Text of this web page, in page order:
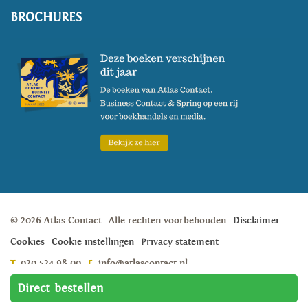
Direct bestellen
BROCHURES
© 2026 Atlas Contact Alle rechten voorbehouden
Disclaimer
Cookies
Cookie instellingen
Privacy statement
T: 020 524 98 00 E: info@atlascontact.nl
Weesperstraat 105A, 1018 VN, Amsterdam